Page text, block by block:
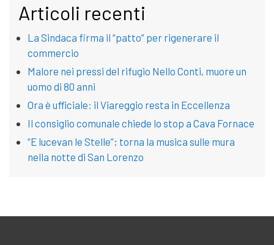
Articoli recenti
La Sindaca firma il “patto” per rigenerare il
commercio
Malore nei pressi del rifugio Nello Conti, muore un
uomo di 80 anni
Ora è ufficiale: il Viareggio resta in Eccellenza
Il consiglio comunale chiede lo stop a Cava Fornace
“E lucevan le Stelle”; torna la musica sulle mura
nella notte di San Lorenzo